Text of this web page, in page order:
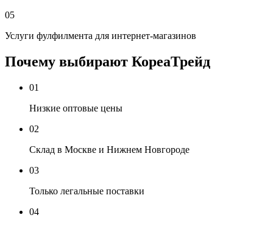
05
Услуги фулфилмента для интернет-магазинов
Почему выбирают КореаТрейд
01
Низкие оптовые цены
02
Склад в Москве и Нижнем Новгороде
03
Только легальные поставки
04